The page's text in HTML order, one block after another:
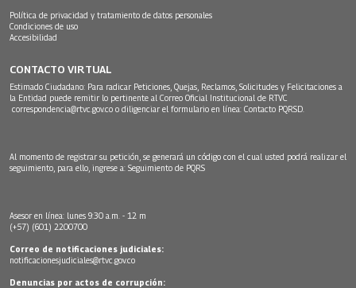
Política de privacidad y tratamiento de datos personales
Condiciones de uso
Accesibilidad
CONTACTO VIRTUAL
Estimado Ciudadano: Para radicar Peticiones, Quejas, Reclamos, Solicitudes y Felicitaciones a
la Entidad puede remitir lo pertinente al Correo Oficial Institucional de RTVC
correspondencia@rtvc.gov.co o diligenciar el formulario en línea: Contacto PQRSD.
Al momento de registrar su petición, se generará un código con el cual usted podrá realizar el
seguimiento, para ello, ingrese a: Seguimiento de PQRS
Asesor en línea: lunes 9:30 a.m. - 12 m
(+57) (601) 2200700
Correo de notificaciones judiciales:
notificacionesjudiciales@rtvc.gov.co
Denuncias por actos de corrupción: